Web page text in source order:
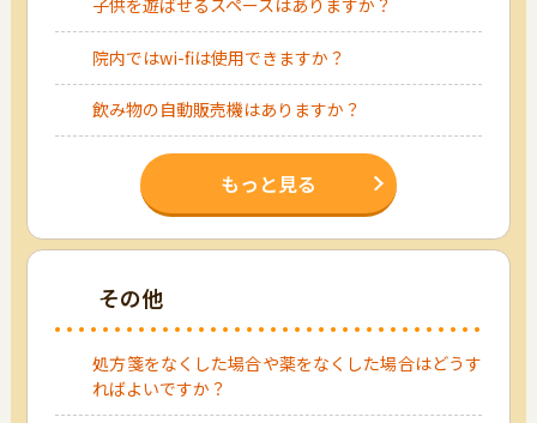
子供を遊ばせるスペースはありますか？
院内ではwi-fiは使用できますか？
飲み物の自動販売機はありますか？
もっと見る
その他
処方箋をなくした場合や薬をなくした場合はどうす
ればよいですか？